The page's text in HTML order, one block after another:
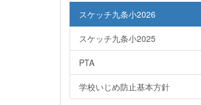
スケッチ九条小2026
スケッチ九条小2025
PTA
学校いじめ防止基本方針